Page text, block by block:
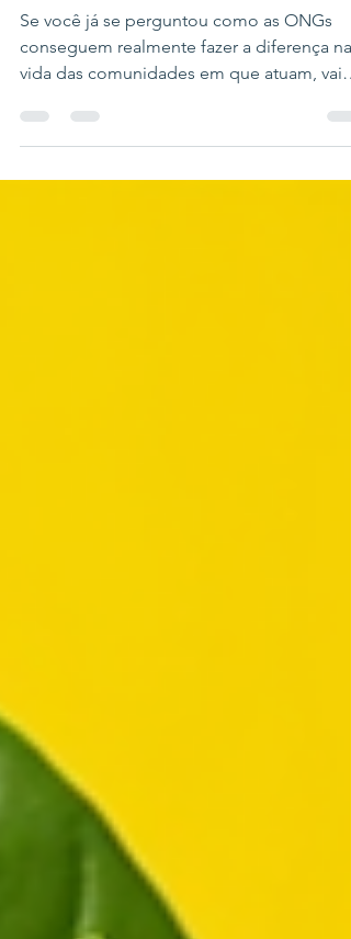
Sociais da ONG
Se você já se perguntou como as ONGs
conseguem realmente fazer a diferença na
vida das comunidades em que atuam, vai
adorar saber mais...